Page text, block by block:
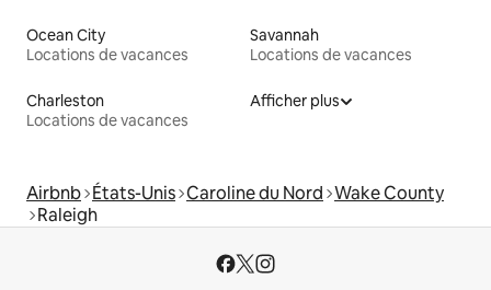
Ocean City
Locations de vacances
Savannah
Locations de vacances
Charleston
Locations de vacances
Afficher plus
Airbnb États-Unis Caroline du Nord Wake County
Raleigh